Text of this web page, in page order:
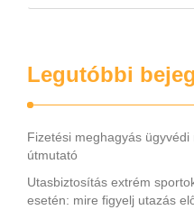
kötelessége meggyőződni
Legutóbbi
Fizetési meghagyás
útmutató
Utasbiztosítás extrém
esetén: mire figyelj utazás